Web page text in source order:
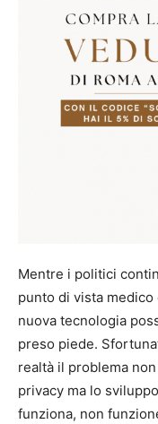
Mentre i politici
punto di vista medico
nuova tecnologia
preso piede.
realtà il problema
privacy ma lo
funziona, non